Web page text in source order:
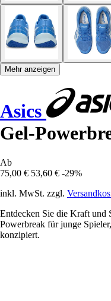
Mehr anzeigen
Asics
Gel-
Ab
75,00 € 53,60 € -29%
inkl. MwSt. zzgl.
Entdecken Sie die Kraft und
Powerbreak für junge
konzipiert.